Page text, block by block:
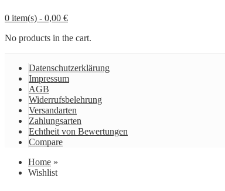
0 item(s) - 0,00 €
No products in the cart.
Datenschutzerklärung
Impressum
AGB
Widerrufsbelehrung
Versandarten
Zahlungsarten
Echtheit von Bewertungen
Compare
Home »
Wishlist